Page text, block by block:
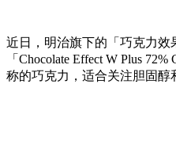
近日，明治旗下的「巧克力效
「Chocolate Effect W Plus
称的巧克力，适合关注胆固醇